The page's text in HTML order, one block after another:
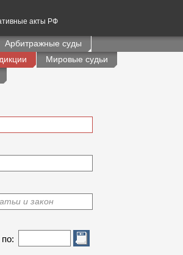
акты РФ
Арбитражные суды
Мировые судьи
и закон
по: